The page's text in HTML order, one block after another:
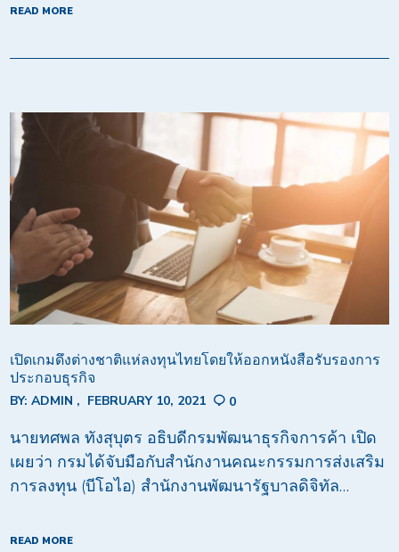
READ MORE
เปิดเกมดึงต่างชาติแห่ลงทุนไทยโดยให้ออกหนังสือรับรองการ
ประกอบธุรกิจ
BY:ADMIN FEBRUARY 10, 2021 0
นายทศพล ทังสุบุตร อธิบดีกรมพัฒนาธุรกิจการค้า เปิด
เผยว่า กรมได้จับมือกับสำนักงานคณะกรรมการส่งเสริม
การลงทุน (บีโอไอ) สำนักงานพัฒนารัฐบาลดิจิทัล…
READ MORE